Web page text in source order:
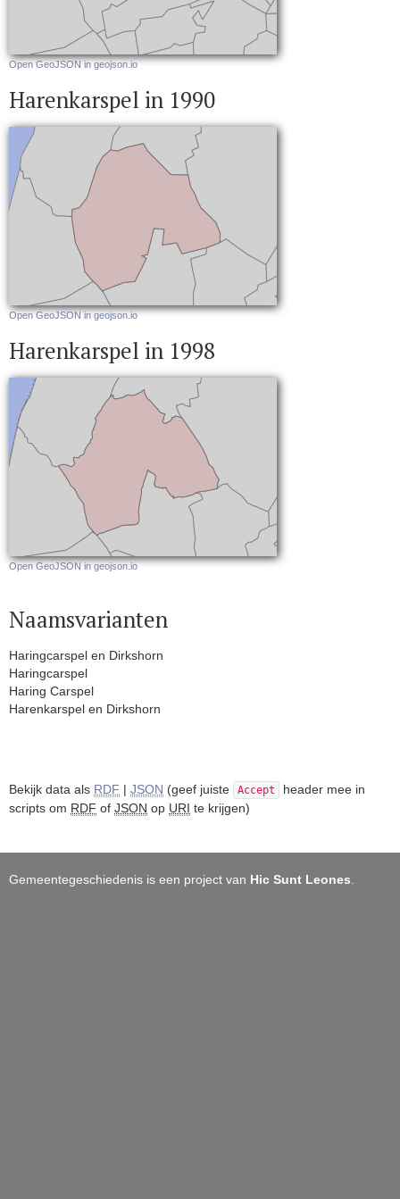
Open GeoJSON in geojson.io
Harenkarspel in 1990
Open GeoJSON in geojson.io
Harenkarspel in 1998
Open GeoJSON in geojson.io
Naamsvarianten
Haringcarspel en Dirkshorn
Haringcarspel
Haring Carspel
Harenkarspel en Dirkshorn
Bekijk data als RDF | JSON (geef juiste Accept
header mee in
scripts om RDF of JSON op URI te krijgen)
Gemeentegeschiedenis is een project van Hic Sunt Leones